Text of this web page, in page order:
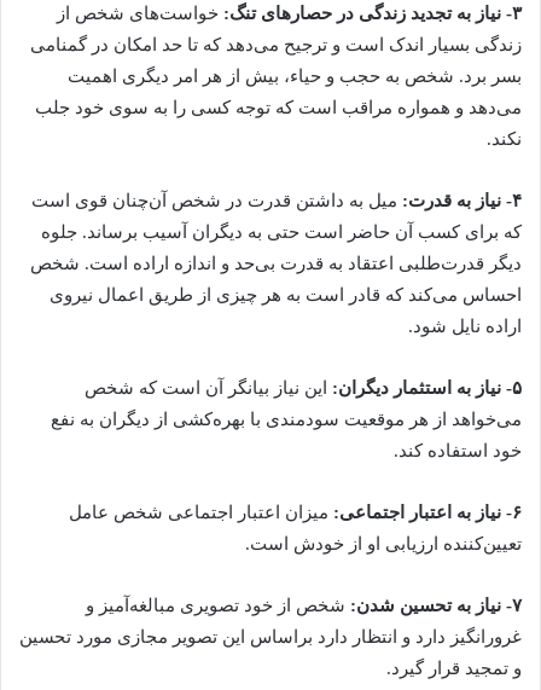
۳- نیاز به تجدید زندگی در حصارهای تنگ:
خواست‌های شخص از
زندگی بسیار اندک است و ترجیح می‌دهد که تا حد امکان در گمنامی
بسر برد. شخص به حجب و حیاء، بیش از هر امر دیگری اهمیت
می‌دهد و همواره مراقب است که توجه کسی را به سوی خود جلب
نکند.
۴- نیاز به قدرت:
میل به داشتن قدرت در شخص آن‌چنان قوی است
که برای کسب آن حاضر است حتی به دیگران آسیب برساند. جلوه
دیگر قدرت‌طلبی اعتقاد به قدرت بی‌حد و اندازه اراده است. شخص
احساس می‌کند که قادر است به هر چیزی از طریق اعمال نیروی
اراده نایل شود.
۵- نیاز به استثمار دیگران:
این نیاز بیانگر آن است که شخص
می‌خواهد از هر موقعیت سودمندی با بهره‌کشی از دیگران به نفع
خود استفاده کند.
۶- نیاز به اعتبار اجتماعی:
میزان اعتبار اجتماعی شخص عامل
تعیین‌کننده ارزیابی او از خودش است.
۷- نیاز به تحسین شدن:
شخص از خود تصویری مبالغه‌آمیز و
غرورانگیز دارد و انتظار دارد براساس این تصویر مجازی مورد تحسین
و تمجید قرار گیرد.